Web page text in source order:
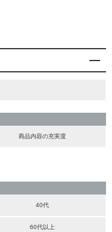
商品内容の充実度
40代
60代以上